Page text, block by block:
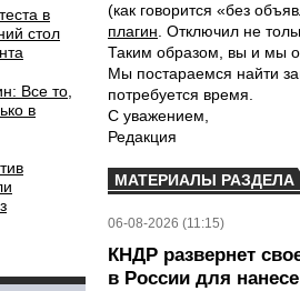
в
стол
Все то,
в
(как говорится «без
плагин . Отключил не
Таким образом, вы и мы
Мы постараемся найти
потребуется время.
С уважением,
Редакция
МАТЕРИАЛЫ РАЗДЕЛА
06-08-2026 (11:15)
КНДР развернет
в России для